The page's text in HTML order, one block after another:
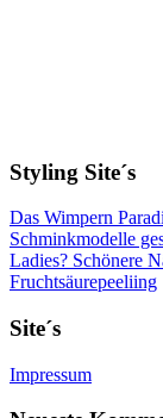
Styling Site´s
Das Wimpern
Schminkmodelle
Ladies? Schönere
Fruchtsäurepeeliing
Site´s
Impressum